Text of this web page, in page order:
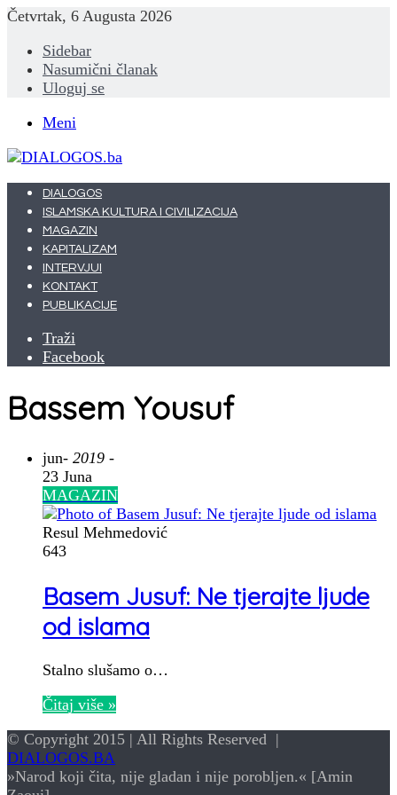
Četvrtak, 6 Augusta 2026
Sidebar
Nasumični članak
Uloguj se
Meni
DIALOGOS
ISLAMSKA KULTURA I CIVILIZACIJA
MAGAZIN
KAPITALIZAM
INTERVJUI
KONTAKT
PUBLIKACIJE
Traži
Facebook
Bassem Yousuf
jun- 2019 -
23 Juna
MAGAZIN
Resul Mehmedović
643
Basem Jusuf: Ne tjerajte ljude
od islama
Stalno slušamo o…
Čitaj više »
© Copyright 2015 | All Rights Reserved |
DIALOGOS.BA
»Narod koji čita, nije gladan i nije porobljen.« [Amin